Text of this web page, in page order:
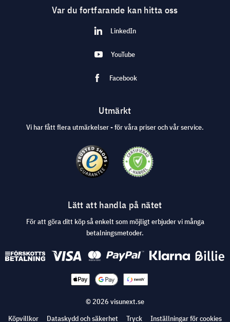
Var du fortfarande kan hitta oss
LinkedIn
YouTube
Facebook
Utmärkt
Vi har fått flera utmärkelser - för våra priser och vår service.
Lätt att handla på nätet
För att göra ditt köp så enkelt som möjligt erbjuder vi många
betalningsmetoder.
© 2026 visunext.se
Köpvillkor
Dataskydd och säkerhet Tryck Inställningar för cookies